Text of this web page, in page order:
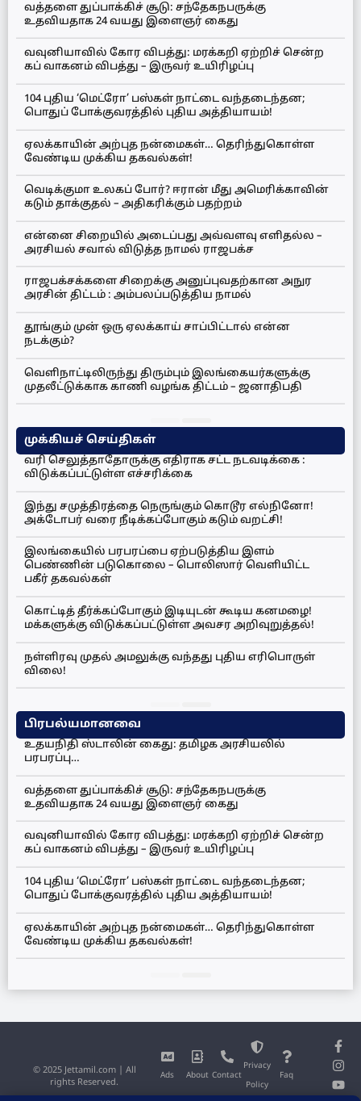
வத்தளை துப்பாக்கிச் சூடு: சந்தேகநபருக்கு
உதவியதாக 24 வயது இளைஞர் கைது
வவுனியாவில் கோர விபத்து: மரக்கறி ஏற்றிச் சென்ற
கப் வாகனம் விபத்து – இருவர் உயிரிழப்பு
104 புதிய ‘மெட்ரோ’ பஸ்கள் நாட்டை வந்தடைந்தன;
பொதுப் போக்குவரத்தில் புதிய அத்தியாயம்!
ஏலக்காயின் அற்புத நன்மைகள்… தெரிந்துகொள்ள
வேண்டிய முக்கிய தகவல்கள்!
வெடிக்குமா உலகப் போர்? ஈரான் மீது அமெரிக்காவின்
கடும் தாக்குதல் – அதிகரிக்கும் பதற்றம்
என்னை சிறையில் அடைப்பது அவ்வளவு எளிதல்ல –
அரசியல் சவால் விடுத்த நாமல் ராஜபக்ச
ராஜபக்சக்களை சிறைக்கு அனுப்புவதற்கான அநுர
அரசின் திட்டம் : அம்பலப்படுத்திய நாமல்
தூங்கும் முன் ஒரு ஏலக்காய் சாப்பிட்டால் என்ன
நடக்கும்?
வெளிநாட்டிலிருந்து திரும்பும் இலங்கையர்களுக்கு
முதலீட்டுக்காக காணி வழங்க திட்டம் – ஜனாதிபதி
முக்கியச் செய்திகள்
வரி செலுத்தாதோருக்கு எதிராக சட்ட நடவடிக்கை :
விடுக்கப்பட்டுள்ள எச்சரிக்கை
இந்து சமுத்திரத்தை நெருங்கும் கொடூர எல்நினோ!
அக்டோபர் வரை நீடிக்கப்போகும் கடும் வறட்சி!
இலங்கையில் பரபரப்பை ஏற்படுத்திய இளம்
பெண்ணின் படுகொலை – பொலிஸார் வெளியிட்ட
பகீர் தகவல்கள்
கொட்டித் தீர்க்கப்போகும் இடியுடன் கூடிய கனமழை!
மக்களுக்கு விடுக்கப்பட்டுள்ள அவசர அறிவுறுத்தல்!
நள்ளிரவு முதல் அமலுக்கு வந்தது புதிய எரிபொருள்
விலை!
பிரபல்யமானவை
உதயநிதி ஸ்டாலின் கைது: தமிழக அரசியலில்
பரபரப்பு…
வத்தளை துப்பாக்கிச் சூடு: சந்தேகநபருக்கு
உதவியதாக 24 வயது இளைஞர் கைது
வவுனியாவில் கோர விபத்து: மரக்கறி ஏற்றிச் சென்ற
கப் வாகனம் விபத்து – இருவர் உயிரிழப்பு
104 புதிய ‘மெட்ரோ’ பஸ்கள் நாட்டை வந்தடைந்தன;
பொதுப் போக்குவரத்தில் புதிய அத்தியாயம்!
ஏலக்காயின் அற்புத நன்மைகள்… தெரிந்துகொள்ள
வேண்டிய முக்கிய தகவல்கள்!
Ads About Contact
Privacy
Policy
Faq
© 2025 Jettamil.com | All
rights Reserved.